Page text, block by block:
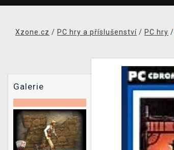
Xzone.cz / PC hry a příslušenství / PC hry /
Galerie